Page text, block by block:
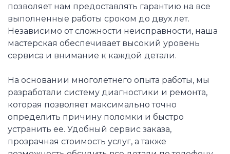
позволяет нам предоставлять гарантию на все
выполненные работы сроком до двух лет.
Независимо от сложности неисправности, наша
мастерская обеспечивает высокий уровень
сервиса и внимание к каждой детали.
На основании многолетнего опыта работы, мы
разработали систему диагностики и ремонта,
которая позволяет максимально точно
определить причину поломки и быстро
устранить ее. Удобный сервис заказа,
прозрачная стоимость услуг, а также